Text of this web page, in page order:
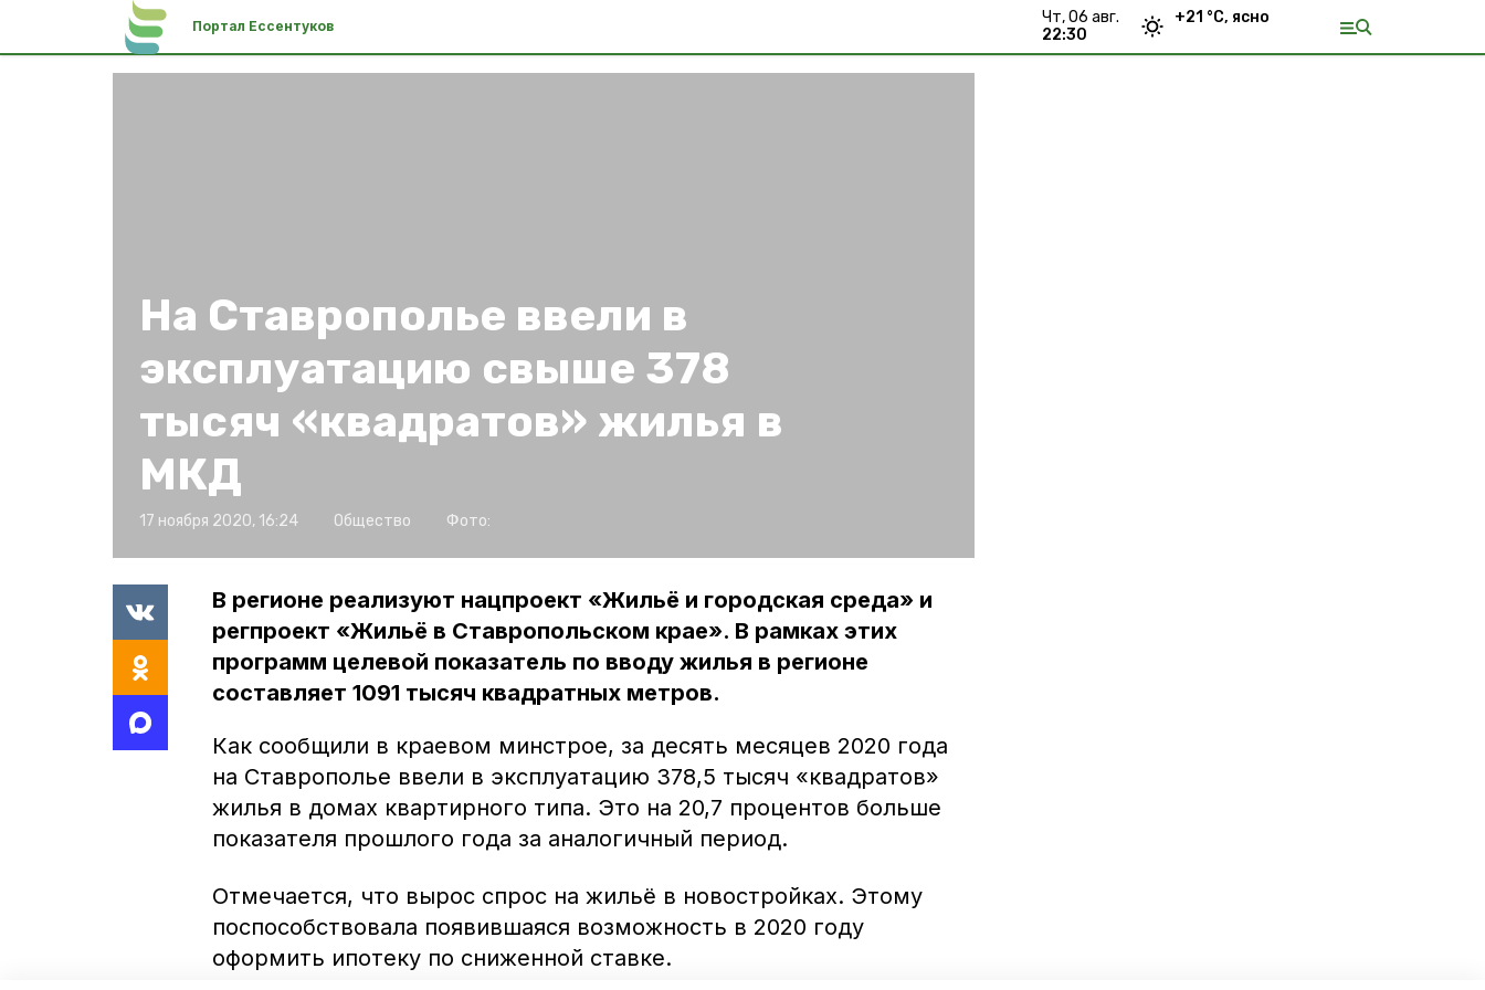
Портал Ессентуков
чт, 06 авг.
22:30
+21 °С, ясно
На Ставрополье ввели в
эксплуатацию свыше 378
тысяч «квадратов» жилья в
МКД
17 ноября 2020, 16:24 Общество Фото:
В регионе реализуют нацпроект «Жильё и городская среда» и
регпроект «Жильё в Ставропольском крае». В рамках этих
программ целевой показатель по вводу жилья в регионе
составляет 1091 тысяч квадратных метров.
Как сообщили в краевом минстрое, за десять месяцев 2020 года
на Ставрополье ввели в эксплуатацию 378,5 тысяч «квадратов»
жилья в домах квартирного типа. Это на 20,7 процентов больше
показателя прошлого года за аналогичный период.
Отмечается, что вырос спрос на жильё в новостройках. Этому
поспособствовала появившаяся возможность в 2020 году
оформить ипотеку по сниженной ставке.